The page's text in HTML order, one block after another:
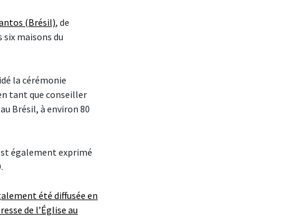
(Brésil), de
six maisons du
la cérémonie
tant que conseiller
Brésil, à environ 80
également exprimé
été diffusée en
de l’Église au